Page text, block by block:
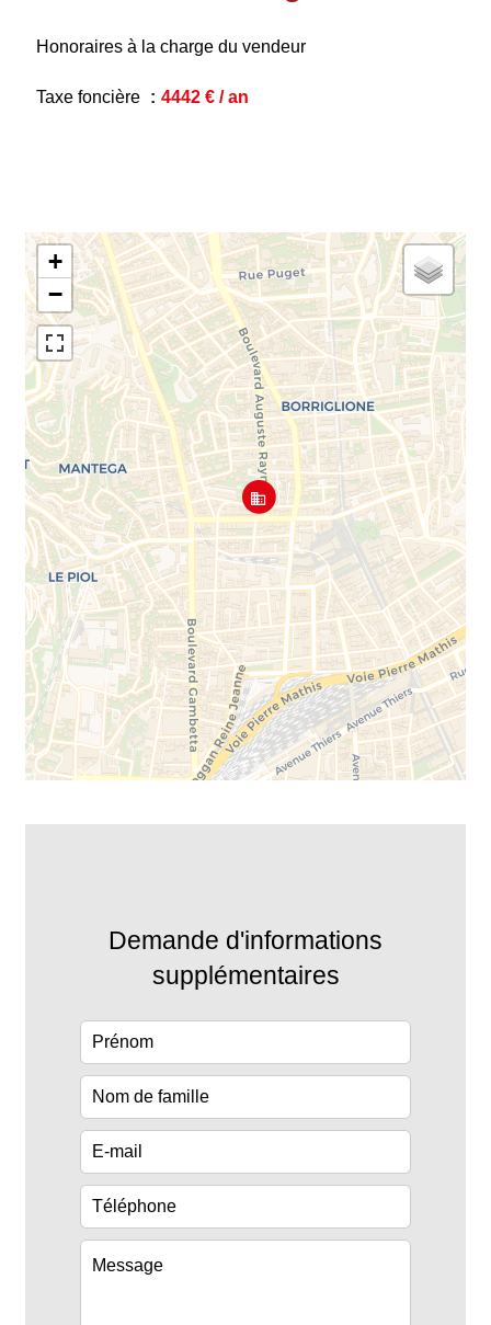
Honoraires à la charge du vendeur
Taxe foncière 4442 € / an
+
−
Demande d'informations
supplémentaires